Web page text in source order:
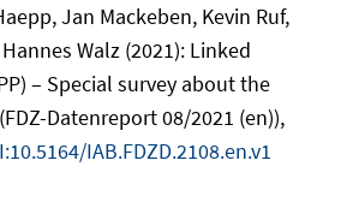
Jan Mackeben, Kevin Ruf,
Walz (2021): Linked
– Special survey about the
Datenreport 08/2021 (en)),
IAB.FDZD.2108.en.v1